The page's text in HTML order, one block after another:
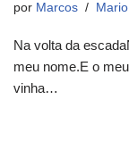
por Marcos
Na volta da
meu nome.E o
vinha…